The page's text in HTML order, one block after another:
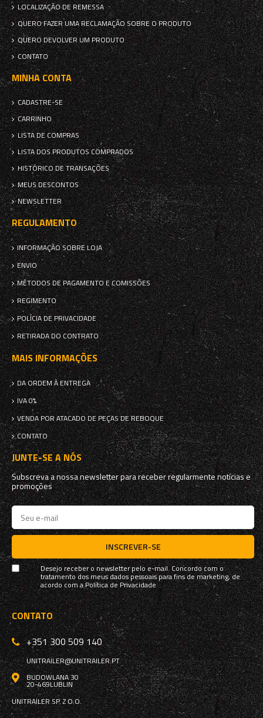
LOCALIZAÇÃO DE REMESSA
QUERO FAZER UMA RECLAMAÇÃO SOBRE O PRODUTO
QUERO DEVOLVER UM PRODUTO
CONTATO
MINHA CONTA
CADASTRE-SE
CARRINHO
LISTA DE COMPRAS
LISTA DOS PRODUTOS COMPRADOS
HISTÓRICO DE TRANSAÇÕES
MEUS DESCONTOS
NEWSLETTER
REGULAMENTO
INFORMAÇÃO SOBRE LOJA
ENVIO
MÉTODOS DE PAGAMENTO E COMISSÕES
REGIMENTO
POLÍCIA DE PRIVACIDADE
RETIRADA DO CONTRATO
MAIS INFORMAÇÕES
DA ORDEM À ENTREGA
IVA 0%
VENDA POR ATACADO DE PEÇAS DE REBOQUE
CONTATO
JUNTE-SE A NÓS
Subscreva a nossa newsletter para receber regularmente notícias e
promoções
INSCREVER-SE
Desejo receber o newsletter pelo e-mail. Concordo com o
tratamento dos meus dados pessoais para fins de marketing, de
acordo com aPolítica de Privacidade
CONTATO
+351 300 509 140
UNITRAILER@UNITRAILER.PT
BUDOWLANA 30
20-469LUBLIN
UNITRAILER SP. Z O.O.